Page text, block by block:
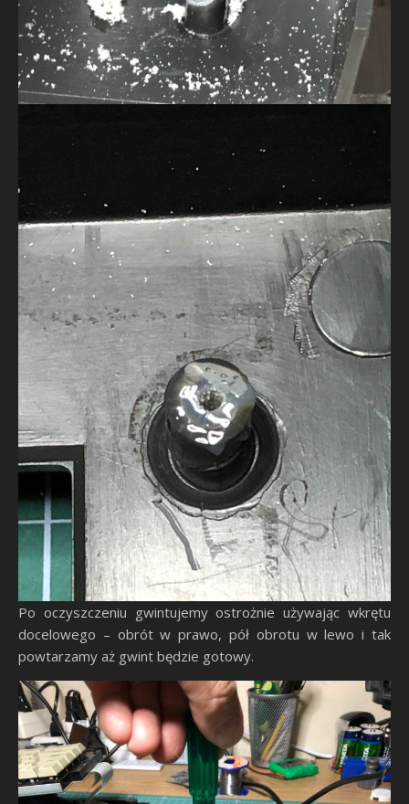
Po oczyszczeniu gwintujemy ostrożnie używając wkrętu
docelowego – obrót w prawo, pół obrotu w lewo i tak
powtarzamy aż gwint będzie gotowy.